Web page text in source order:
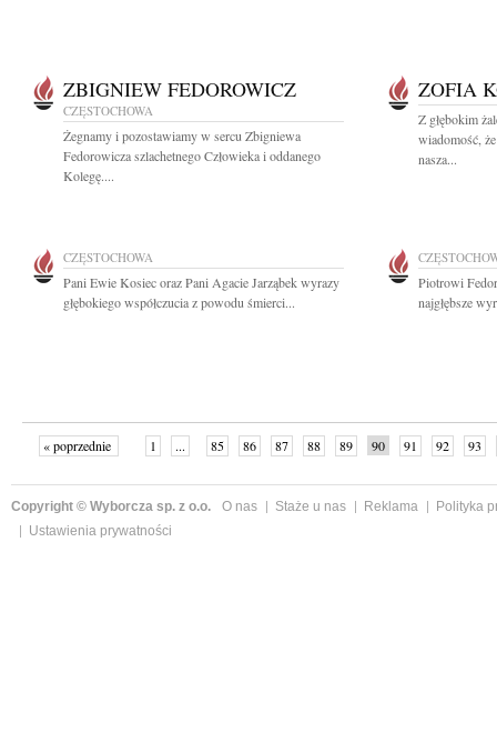
ZBIGNIEW FEDOROWICZ
CZĘSTOCHOWA
Żegnamy i pozostawiamy w sercu Zbigniewa
Fedorowicza szlachetnego Człowieka i oddanego
Kolegę....
ZOFIA
Z głębokim
wiadomość,
nasza...
CZĘSTOCHOWA
Pani Ewie Kosiec oraz Pani Agacie Jarząbek wyrazy
głębokiego współczucia z powodu śmierci...
Piotrowi
najgłębsze
« poprzednie 1 ... 85 86 87 88 89 90 91 92
93
Copyright © Wyborcza sp. z o.o. O nas Staże u nas Reklama
Polityka
Ustawienia prywatności